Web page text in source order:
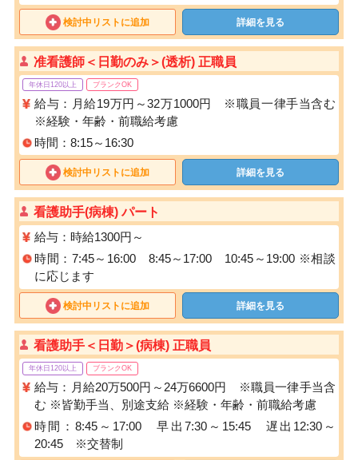
検討中リストに追加 詳細を見る
准看護師＜日勤のみ＞(透析) 正職員
年休日120以上 ブランクOK
給与：月給19万円～32万1000円 ※職員一律手当含む
※経験・年齢・前職給考慮
時間：8:15～16:30
検討中リストに追加 詳細を見る
看護助手(病棟) パート
給与：時給1300円～
時間：7:45～16:00 8:45～17:00 10:45～19:00 ※相談
に応じます
検討中リストに追加 詳細を見る
看護助手＜日勤＞(病棟) 正職員
年休日120以上 ブランクOK
給与：月給20万500円～24万6600円 ※職員一律手当含
む ※皆勤手当、別途支給 ※経験・年齢・前職給考慮
時間：8:45～17:00 早出7:30～15:45 遅出12:30～
20:45 ※交替制